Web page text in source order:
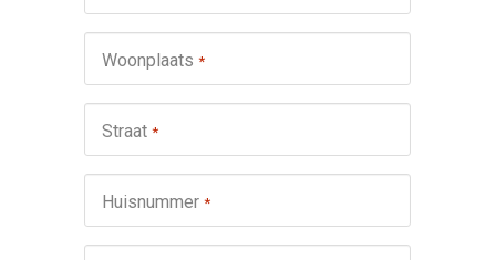
Woonplaats *
Straat *
Huisnummer *